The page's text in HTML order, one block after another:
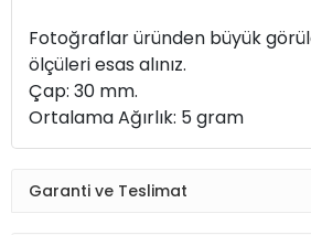
Fotoğraflar üründen büyük
ölçüleri esas alınız.
Çap: 30 mm.
Ortalama Ağırlık: 5 gram
Garanti ve Teslimat